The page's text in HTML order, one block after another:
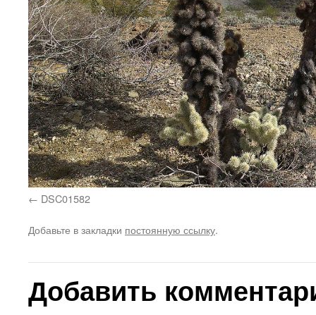
DSC01582
Добавьте в закладки постоянную ссылку.
Добавить